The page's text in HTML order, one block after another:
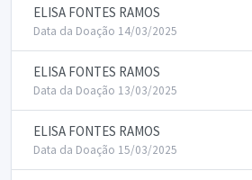
ELISA FONTES RAMOS
Data da Doação 14/03/2025
ELISA FONTES RAMOS
Data da Doação 13/03/2025
ELISA FONTES RAMOS
Data da Doação 15/03/2025